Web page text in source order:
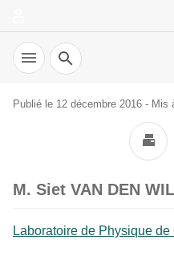
Recherche
Publié le 12 décembre 2016 - Mis
M. Siet VAN DEN
Laboratoire de Physique